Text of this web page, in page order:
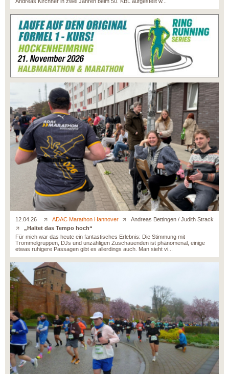
12.04.26 ADAC Marathon Hannover
Andreas Bettingen / Judith Strack
„Haltet das Tempo hoch“
Für mich war das heute ein fantastisches Erlebnis: Die Stimmung mit
Trommelgruppen, DJs und unzähligen Zuschauenden ist phänomenal, einige
etwas ruhigere Passagen gibt es allerdings auch. Man sieht vi...